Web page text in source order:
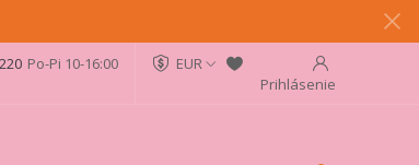
EUR
Prihlásenie
Po-Pi 10-16:00